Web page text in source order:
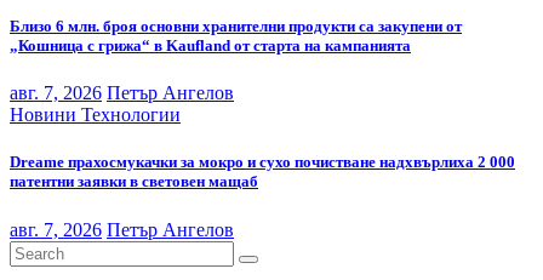
Близо 6 млн. броя основни хранителни продукти са закупени от
„Кошница с грижа“ в Kaufland от старта на кампанията
авг. 7, 2026 Петър Ангелов
Новини Технологии
Dreame прахосмукачки за мокро и сухо почистване надхвърлиха 2 000
патентни заявки в световен мащаб
авг. 7, 2026 Петър Ангелов